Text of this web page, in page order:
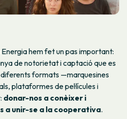
hem fet un pas important:
de notorietat i captació que es
diferents formats —marquesines
plataformes de pel·lícules i
donar-nos a conèixer i
a unir-se a la cooperativa.